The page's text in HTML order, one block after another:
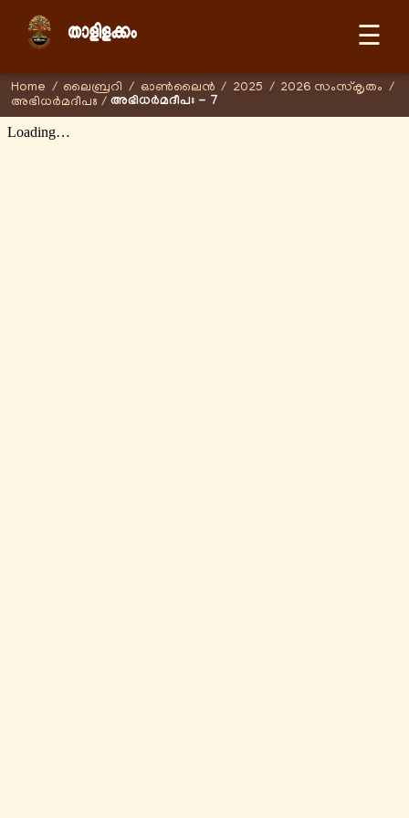
☰
Home / ലൈബ്രറി / ഓണ്‍ലൈന്‍ / 2025 / 2026 സംസ്കൃതം /
അഭിധർമദീപഃ / അഭിധർമദീപഃ - 7